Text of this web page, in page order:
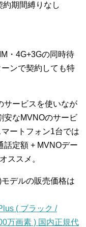
期間縛りなし
・4G+3Gの同時待
ンで契約しても特
サービスを使いなが
安なMVNOのサービ
ートフォン1台では
話定額 + MVNOデー
ススメ。
デルの販売価格は
( ブラック /
万画素 ) 国内正規代